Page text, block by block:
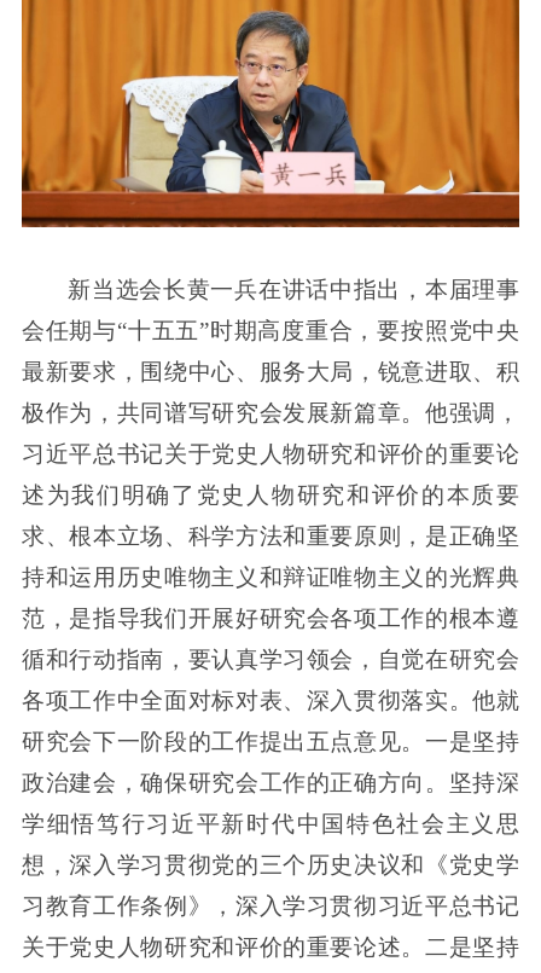
新当选会长黄一兵在讲话中指出，本届理事
会任期与“十五五”时期高度重合，要按照党中央
最新要求，围绕中心、服务大局，锐意进取、积
极作为，共同谱写研究会发展新篇章。他强调，
习近平总书记关于党史人物研究和评价的重要论
述为我们明确了党史人物研究和评价的本质要
求、根本立场、科学方法和重要原则，是正确坚
持和运用历史唯物主义和辩证唯物主义的光辉典
范，是指导我们开展好研究会各项工作的根本遵
循和行动指南，要认真学习领会，自觉在研究会
各项工作中全面对标对表、深入贯彻落实。他就
研究会下一阶段的工作提出五点意见。一是坚持
政治建会，确保研究会工作的正确方向。坚持深
学细悟笃行习近平新时代中国特色社会主义思
想，深入学习贯彻党的三个历史决议和《党史学
习教育工作条例》，深入学习贯彻习近平总书记
关于党史人物研究和评价的重要论述。二是坚持